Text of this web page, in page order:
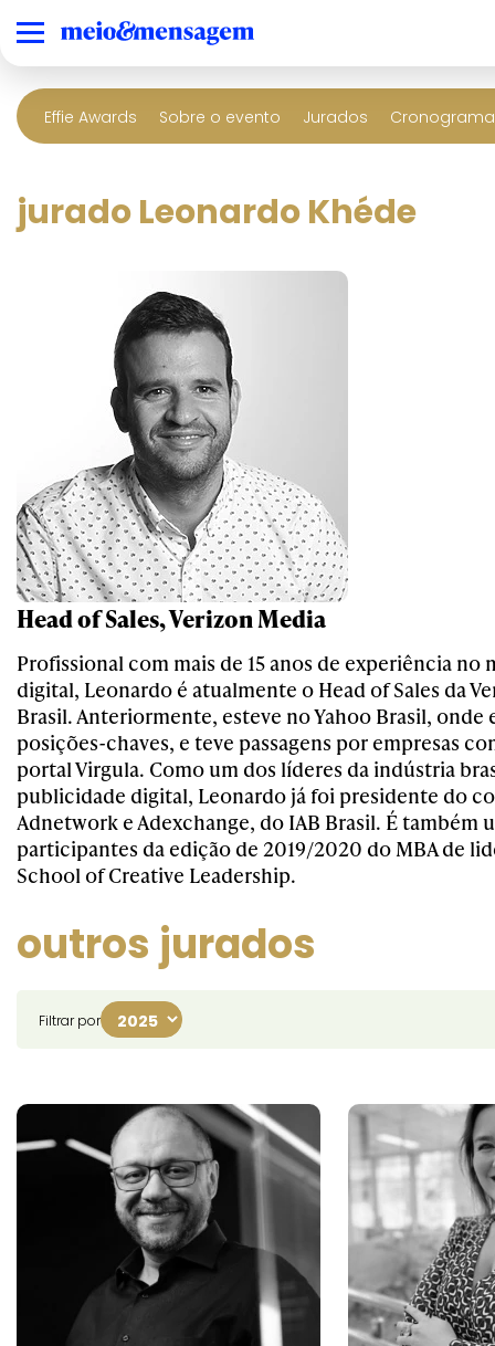
Effie Awards Sobre o evento Jurados
jurado Leonardo Khéde
Head of Sales, Verizon Media
Profissional com mais de 15 anos de experiência no
digital, Leonardo é atualmente o Head of Sales da
Brasil. Anteriormente, esteve no Yahoo Brasil, onde
posições-chaves, e teve passagens por empresas
portal Virgula. Como um dos líderes da indústria
publicidade digital, Leonardo já foi presidente do
Adnetwork e Adexchange, do IAB Brasil. É também
participantes da edição de 2019/2020 do MBA de
School of Creative Leadership.
outros jurados
Filtrar por